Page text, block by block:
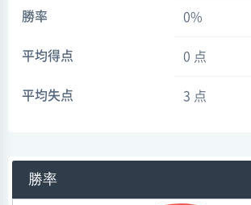
勝率 0%
平均得点 0 点
平均失点 3 点
勝率